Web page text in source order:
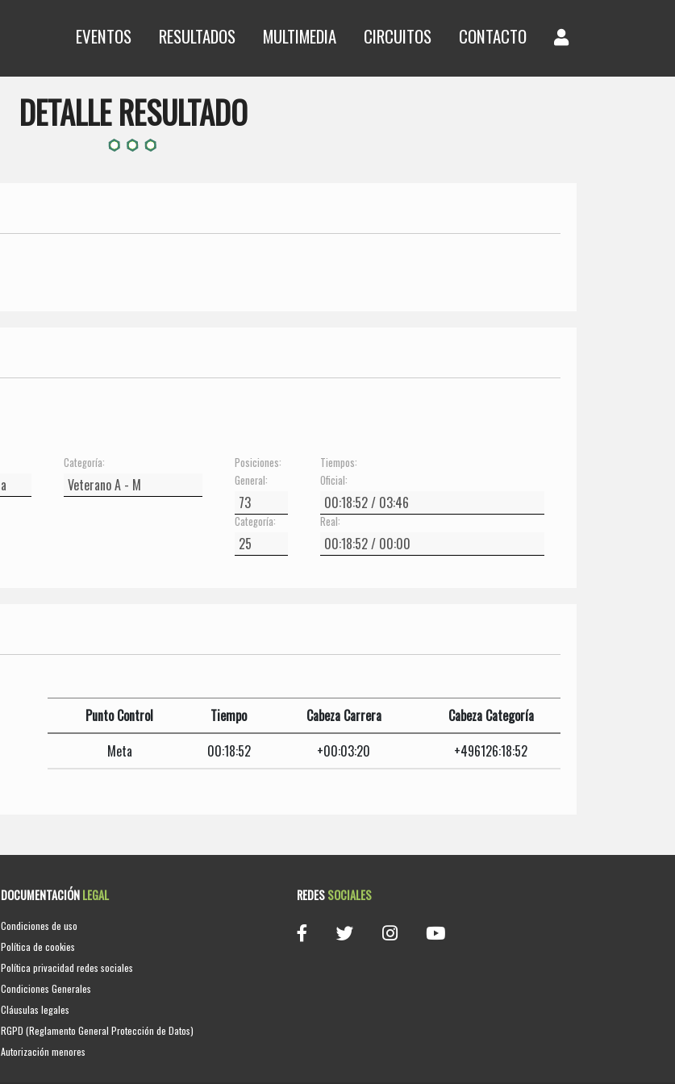
EVENTOS RESULTADOS MULTIMEDIA CIRCUITOS CONTACTO
DETALLE RESULTADO
Categoría:
Posiciones:
General:
Categoría:
Tiempos:
Oficial:
Real:
Punto Control Tiempo Cabeza Carrera
Cabeza Categoría
Meta
00:18:52 +00:03:20 +496126:18:52
DOCUMENTACIÓNLEGAL
Condiciones de uso
Política de cookies
Política privacidad redes sociales
Condiciones Generales
Cláusulas legales
RGPD (Reglamento General Protección de Datos)
Autorización menores
REDESSOCIALES